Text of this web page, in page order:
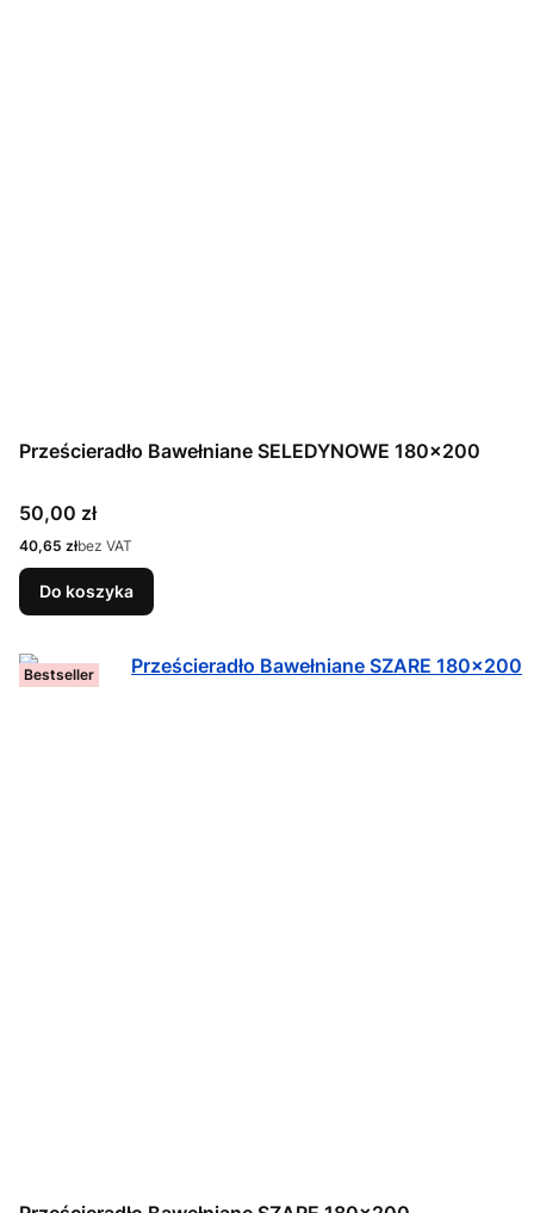
Prześcieradło Bawełniane SELEDYNOWE 180x200
Cena
50,00 zł
Cena
40,65 złbez VAT
Do koszyka
Bestseller